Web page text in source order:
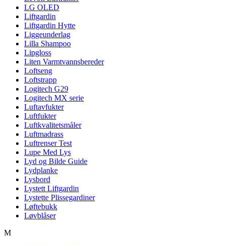
LG OLED
Liftgardin
Liftgardin Hytte
Liggeunderlag
Lilla Shampoo
Lipgloss
Liten Varmtvannsbereder
Loftseng
Loftstrapp
Logitech G29
Logitech MX serie
Luftavfukter
Luftfukter
Luftkvalitetsmåler
Luftmadrass
Luftrenser Test
Lupe Med Lys
Lyd og Bilde Guide
Lydplanke
Lysbord
Lystett Liftgardin
Lystette Plissegardiner
Løftebukk
Løvblåser
M